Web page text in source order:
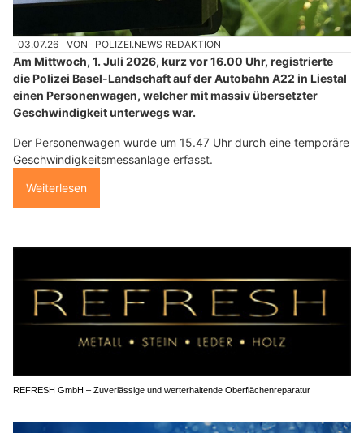
03.07.26 VON POLIZEI.NEWS REDAKTION
Am Mittwoch, 1. Juli 2026, kurz vor 16.00 Uhr, registrierte
die Polizei Basel-Landschaft auf der Autobahn A22 in Liestal
einen Personenwagen, welcher mit massiv übersetzter
Geschwindigkeit unterwegs war.
Der Personenwagen wurde um 15.47 Uhr durch eine temporäre
Geschwindigkeitsmessanlage erfasst.
Weiterlesen
REFRESH GmbH – Zuverlässige und werterhaltende Oberflächenreparatur